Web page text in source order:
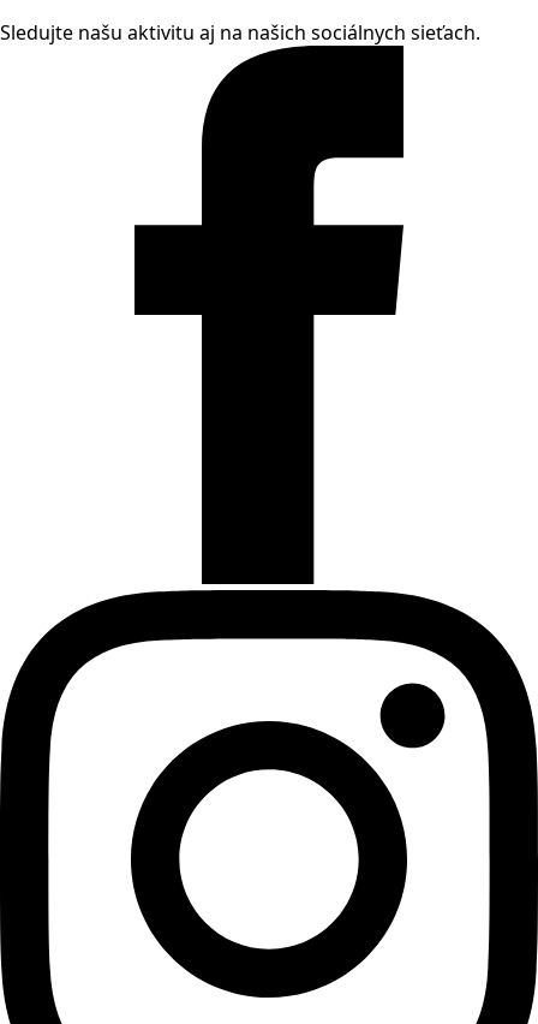
Sledujte našu aktivitu aj na našich sociálnych sieťach.